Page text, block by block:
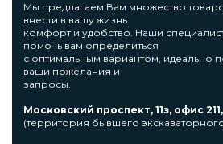
Мы предлагаем Вам множество
внести в вашу жизнь
комфорт и удобство. Наши
помочь вам определиться
с оптимальным вариантом, идеально
ваши пожелания и
запросы.
Московский проспект, 11з, офис
(территория бывшего